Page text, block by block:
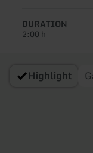
tour:
DURATION
2:00 h
Highlight